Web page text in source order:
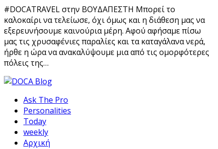
#DOCATRAVEL στην ΒΟΥΔΑΠΕΣΤΗ Μπορεί το
καλοκαίρι να τελείωσε, όχι όμως και η διάθεση μας να
εξερευνήσουμε καινούρια μέρη. Αφού αφήσαμε πίσω
μας τις χρυσαφένιες παραλίες και τα καταγάλανα νερά,
ήρθε η ώρα να ανακαλύψουμε μια από τις ομορφότερες
πόλεις της…
Ask The Pro
Personalities
Today
weekly
Αρχική